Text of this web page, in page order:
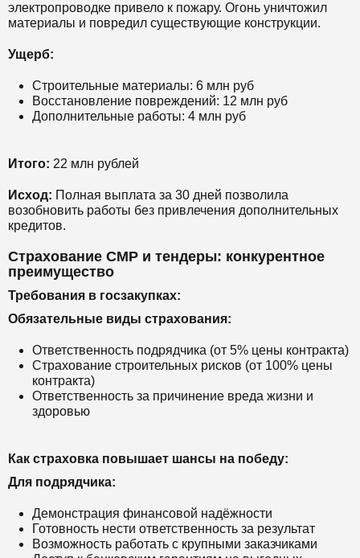
электропроводке привело к пожару. Огонь уничтожил
материалы и повредил существующие конструкции.
Ущерб:
Строительные материалы: 6 млн руб
Восстановление повреждений: 12 млн руб
Дополнительные работы: 4 млн руб
Итого: 22 млн рублей
Исход: Полная выплата за 30 дней позволила
возобновить работы без привлечения дополнительных
кредитов.
Страхование СМР и тендеры: конкурентное
преимущество
Требования в госзакупках:
Обязательные виды страхования:
Ответственность подрядчика (от 5% цены контракта)
Страхование строительных рисков (от 100% цены
контракта)
Ответственность за причинение вреда жизни и
здоровью
Как страховка повышает шансы на победу:
Для подрядчика:
Демонстрация финансовой надёжности
Готовность нести ответственность за результат
Возможность работать с крупными заказчиками